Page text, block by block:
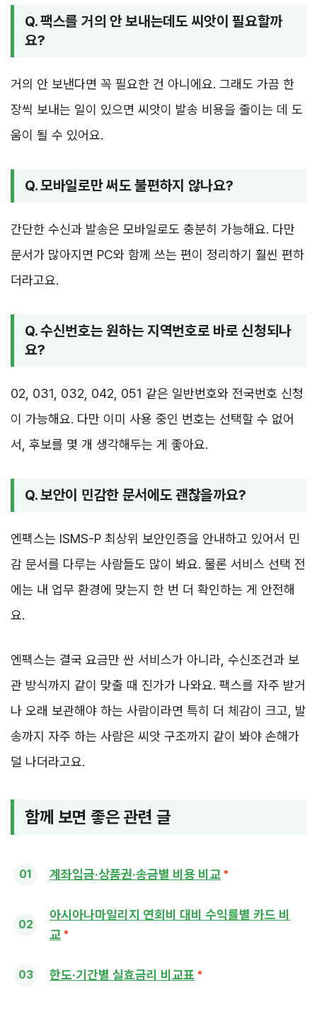
Q. 팩스를 거의 안 보내는데도 씨앗이 필요할까
요?
거의 안 보낸다면 꼭 필요한 건 아니에요. 그래도 가끔 한
장씩 보내는 일이 있으면 씨앗이 발송 비용을 줄이는 데 도
움이 될 수 있어요.
Q. 모바일로만 써도 불편하지 않나요?
간단한 수신과 발송은 모바일로도 충분히 가능해요. 다만
문서가 많아지면 PC와 함께 쓰는 편이 정리하기 훨씬 편하
더라고요.
Q. 수신번호는 원하는 지역번호로 바로 신청되나
요?
02, 031, 032, 042, 051 같은 일반번호와 전국번호 신청
이 가능해요. 다만 이미 사용 중인 번호는 선택할 수 없어
서, 후보를 몇 개 생각해두는 게 좋아요.
Q. 보안이 민감한 문서에도 괜찮을까요?
엔팩스는 ISMS-P 최상위 보안인증을 안내하고 있어서 민
감 문서를 다루는 사람들도 많이 봐요. 물론 서비스 선택 전
에는 내 업무 환경에 맞는지 한 번 더 확인하는 게 안전해
요.
엔팩스는 결국 요금만 싼 서비스가 아니라, 수신조건과 보
관 방식까지 같이 맞출 때 진가가 나와요. 팩스를 자주 받거
나 오래 보관해야 하는 사람이라면 특히 더 체감이 크고, 발
송까지 자주 하는 사람은 씨앗 구조까지 같이 봐야 손해가
덜 나더라고요.
함께 보면 좋은 관련 글
계좌입금·상품권·송금별 비용 비교
아시아나마일리지 연회비 대비 수익률별 카드 비
교
한도·기간별 실효금리 비교표